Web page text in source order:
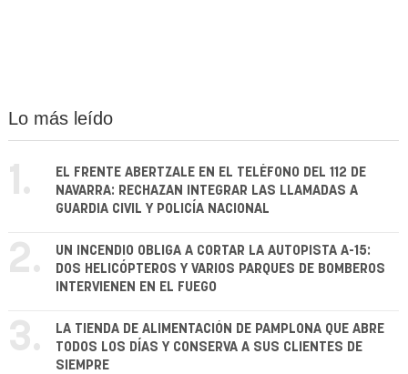
Lo más leído
1.
EL FRENTE ABERTZALE EN EL TELÉFONO DEL 112 DE
NAVARRA: RECHAZAN INTEGRAR LAS LLAMADAS A
GUARDIA CIVIL Y POLICÍA NACIONAL
2.
UN INCENDIO OBLIGA A CORTAR LA AUTOPISTA A-15:
DOS HELICÓPTEROS Y VARIOS PARQUES DE BOMBEROS
INTERVIENEN EN EL FUEGO
3.
LA TIENDA DE ALIMENTACIÓN DE PAMPLONA QUE ABRE
TODOS LOS DÍAS Y CONSERVA A SUS CLIENTES DE
SIEMPRE